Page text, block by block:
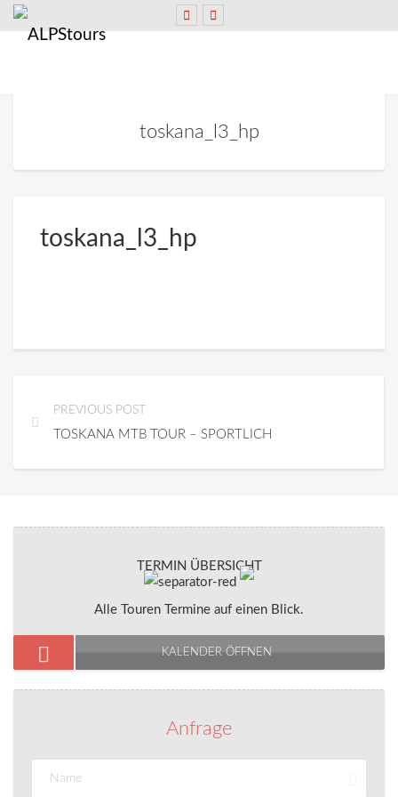
toskana_l3_hp
toskana_l3_hp
PREVIOUS POST
TOSKANA MTB TOUR – SPORTLICH
TERMIN ÜBERSICHT
Alle Touren Termine auf einen Blick.
KALENDER ÖFFNEN
Anfrage